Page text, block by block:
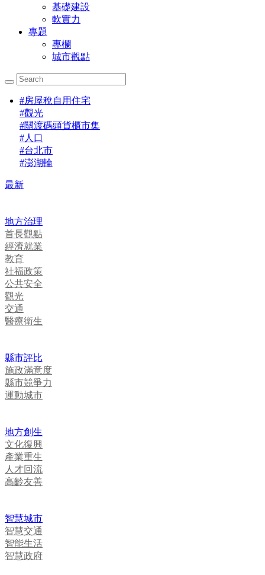
基礎建設
軟實力
專題
專欄
城市觀點
#房屋稅自用住宅
#觀光
#關渡碼頭貨櫃市集
#人口
#台北市
#澎湖輪
最新
地方治理
首長觀點
經濟就業
教育
社福政策
公共安全
觀光
交通
醫療衛生
縣市評比
施政滿意度
縣市競爭力
運動城市
地方創生
文化復興
產業重生
人才回流
高齡友善
智慧城市
智慧交通
智能生活
智慧政府